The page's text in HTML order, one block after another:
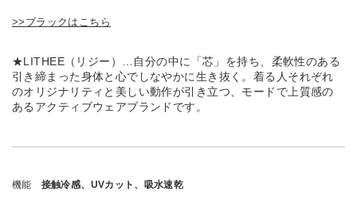
>>ブラックはこちら
★LITHEE（リジー）…自分の中に「芯」を持ち、柔軟性のある
引き締まった身体と心でしなやかに生き抜く。着る人それぞれ
のオリジナリティと美しい動作が引き立つ、モードで上質感の
あるアクティブウェアブランドです。
機能 接触冷感、UVカット、吸水速乾